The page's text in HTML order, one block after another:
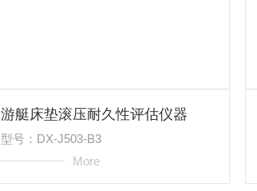
游艇床垫滚压耐久性评估仪器
型号：DX-J503-B3
More